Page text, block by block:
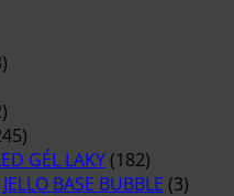
GÉL LAKY (182)
BASE BUBBLE (3)